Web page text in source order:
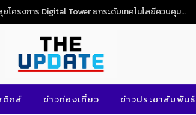
“ภัทรพงศ์” หนุน บวท. ลุยโครงการ Digital Tower ยกระดับเทคโนโลยีควบคุมจราจรทางอากาศไทย
ติกส์ ข่าวท่องเที่ยว ข่าวประชาสัมพันธ์